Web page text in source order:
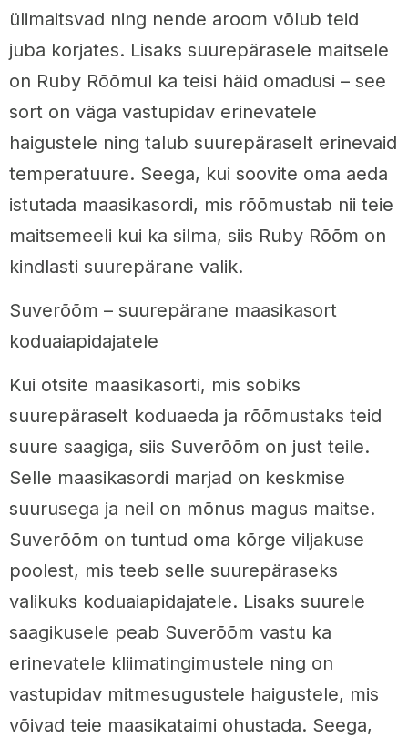
ülimaitsvad ning nende aroom võlub teid
juba korjates. Lisaks suurepärasele maitsele
on Ruby Rõõmul ka teisi häid omadusi – see
sort on väga vastupidav erinevatele
haigustele ning talub suurepäraselt erinevaid
temperatuure. Seega, kui soovite oma aeda
istutada maasikasordi, mis rõõmustab nii teie
maitsemeeli kui ka silma, siis Ruby Rõõm on
kindlasti suurepärane valik.
Suverõõm – suurepärane maasikasort
koduaiapidajatele
Kui otsite maasikasorti, mis sobiks
suurepäraselt koduaeda ja rõõmustaks teid
suure saagiga, siis Suverõõm on just teile.
Selle maasikasordi marjad on keskmise
suurusega ja neil on mõnus magus maitse.
Suverõõm on tuntud oma kõrge viljakuse
poolest, mis teeb selle suurepäraseks
valikuks koduaiapidajatele. Lisaks suurele
saagikusele peab Suverõõm vastu ka
erinevatele kliimatingimustele ning on
vastupidav mitmesugustele haigustele, mis
võivad teie maasikataimi ohustada. Seega,